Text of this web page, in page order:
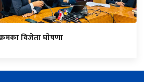
विजेता घाेषणा